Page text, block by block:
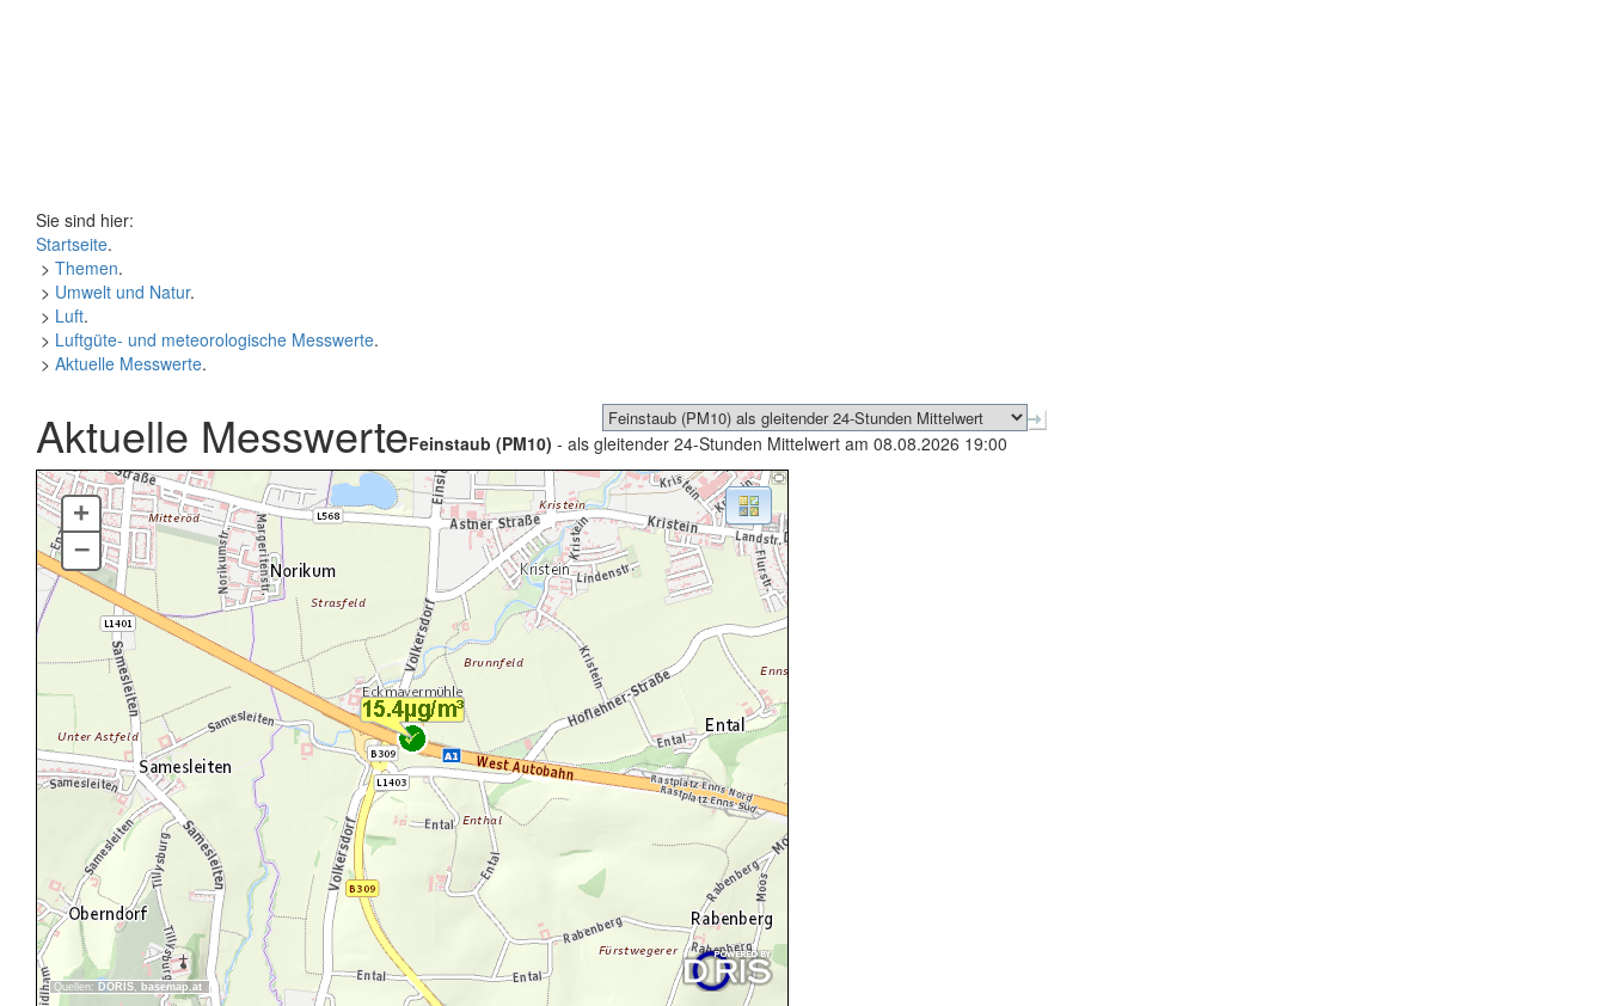
Sie sind hier:
Startseite.
> Themen.
> Umwelt und Natur.
> Luft.
> Luftgüte- und meteorologische Messwerte.
> Aktuelle Messwerte.
Aktuelle MesswerteFeinstaub (PM10) - als gleitender 24-Stunden Mittelwert am 08.08.2026 19:00
Quellen: DORIS, basemap.at
+
–